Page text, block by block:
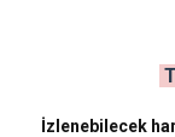
İzlenebilecek